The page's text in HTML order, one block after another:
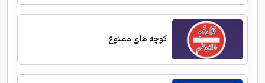
کوچه های ممنوع